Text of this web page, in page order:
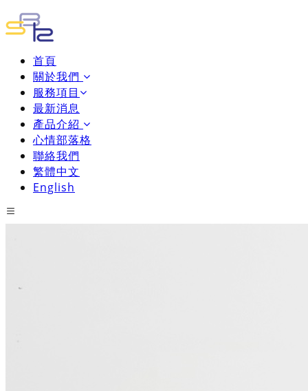
首頁
關於我們
服務項目
最新消息
產品介紹
心情部落格
聯絡我們
繁體中文
English